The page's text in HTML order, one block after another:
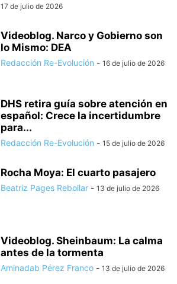
17 de julio de 2026
Videoblog. Narco y Gobierno son
lo Mismo: DEA
Redacción Re-Evolución - 16 de julio de 2026
DHS retira guía sobre atención en
español: Crece la incertidumbre
para...
Redacción Re-Evolución - 15 de julio de 2026
Rocha Moya: El cuarto pasajero
Beatriz Pages Rebollar - 13 de julio de 2026
Videoblog. Sheinbaum: La calma
antes de la tormenta
Aminadab Pérez Franco - 13 de julio de 2026